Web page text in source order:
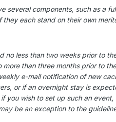
several components, such as a
each stand on their own
no less than two weeks prior to
more than three months prior to
e-mail notification of new
or if an overnight stay is
you wish to set up such an
be an exception to the